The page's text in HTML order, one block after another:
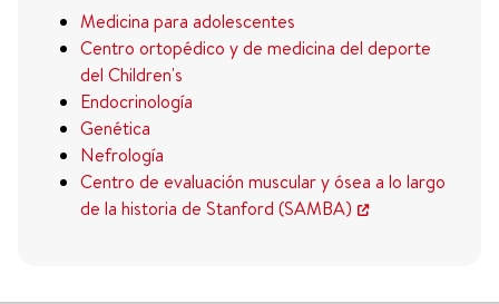
Medicina para adolescentes
Centro ortopédico y de medicina del deporte
del Children's
Endocrinología
Genética
Nefrología
Centro de evaluación muscular y ósea a lo largo
de la historia de Stanford (SAMBA)